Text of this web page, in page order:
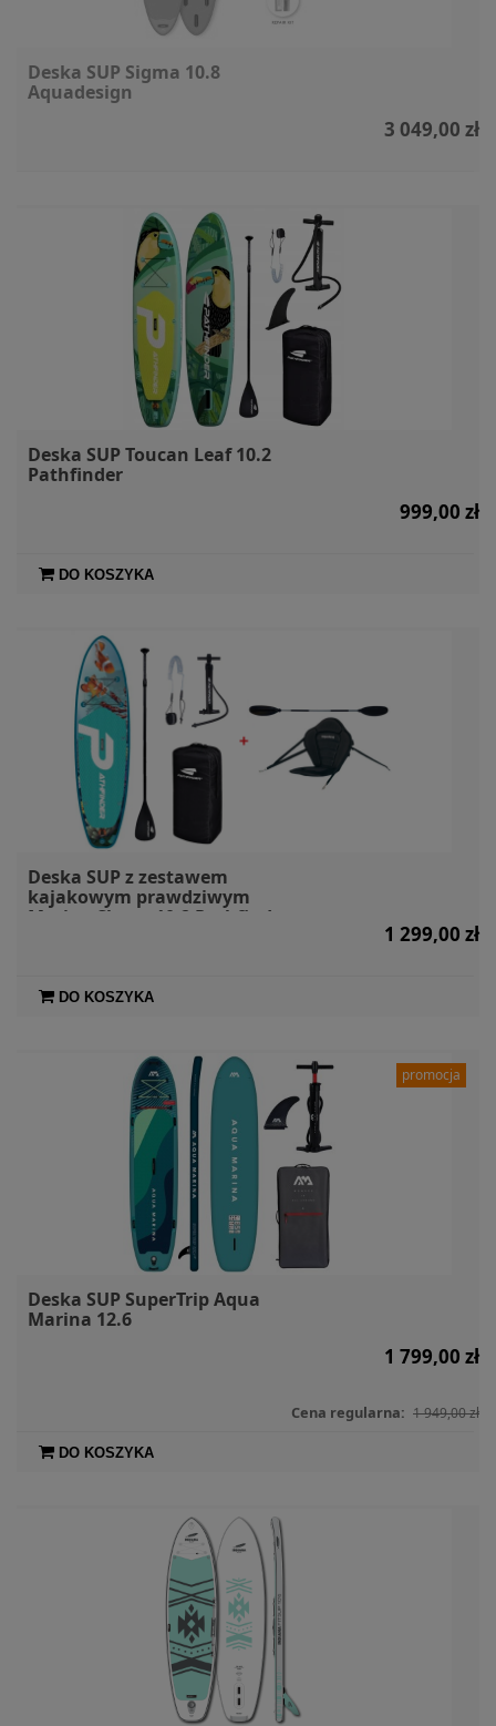
Deska SUP Sigma 10.8
Aquadesign
3 049,00 zł
Deska SUP Toucan Leaf 10.2
Pathfinder
999,00 zł
DO KOSZYKA
Deska SUP z zestawem
kajakowym prawdziwym
Marine Clown 10.2 Pathfinder +
1 299,00 zł
DO KOSZYKA
Deska SUP SuperTrip Aqua
Marina 12.6
1 799,00 zł
Cena regularna: 1 949,00 zł
DO KOSZYKA
promocja